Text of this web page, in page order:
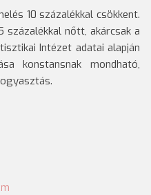
10 százalékkal csökkent.
nőtt, akárcsak a
Intézet adatai alapján
konstansnak mondható,